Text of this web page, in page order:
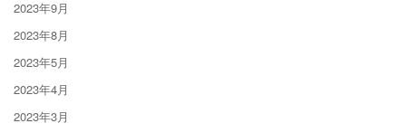
2023年9月
2023年8月
2023年5月
2023年4月
2023年3月